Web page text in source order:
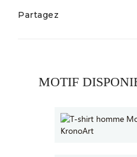
Partagez
MOTIF